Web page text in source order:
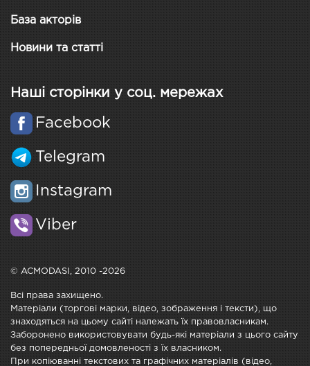
База акторів
Новини та статті
Наші сторінки у соц. мережах
Facebook
Telegram
Instagram
Viber
© ACMODASI, 2010 -2026
Всі права захищено.
Матеріали (торгові марки, відео, зображення і тексти), що
знаходяться на цьому сайті належать їх правовласникам.
Заборонено використовувати будь-які матеріали з цього сайту
без попередньої домовленості з їх власником.
При копіюванні текстових та графічних матеріалів (відео,